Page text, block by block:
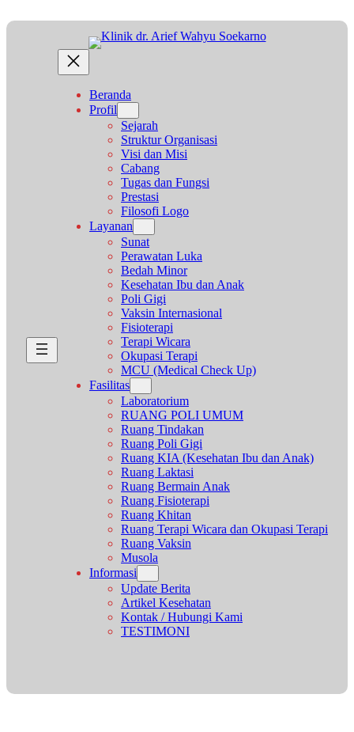
ke
Beranda
Profil
Sejarah
Struktur Organisasi
Visi dan Misi
Cabang
Tugas dan Fungsi
Prestasi
Filosofi Logo
Layanan
Sunat
Perawatan Luka
Bedah Minor
Kesehatan Ibu dan Anak
Poli Gigi
Vaksin Internasional
Fisioterapi
Terapi Wicara
Okupasi Terapi
MCU (Medical Check Up)
Fasilitas
Laboratorium
RUANG POLI UMUM
Ruang Tindakan
Ruang Poli Gigi
Ruang KIA (Kesehatan Ibu dan Anak)
Ruang Laktasi
Ruang Bermain Anak
Ruang Fisioterapi
Ruang Khitan
Ruang Terapi Wicara dan Okupasi Terapi
Ruang Vaksin
Musola
Informasi
Update Berita
Artikel Kesehatan
Kontak / Hubungi Kami
TESTIMONI